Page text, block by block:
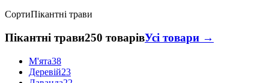
СортиПікантні трави
Пікантні трави250 товарівУсі товари →
М'ята38
Деревій23